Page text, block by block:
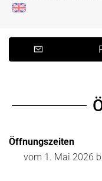
Öffnungszeiten
vom 1. Mai 2026